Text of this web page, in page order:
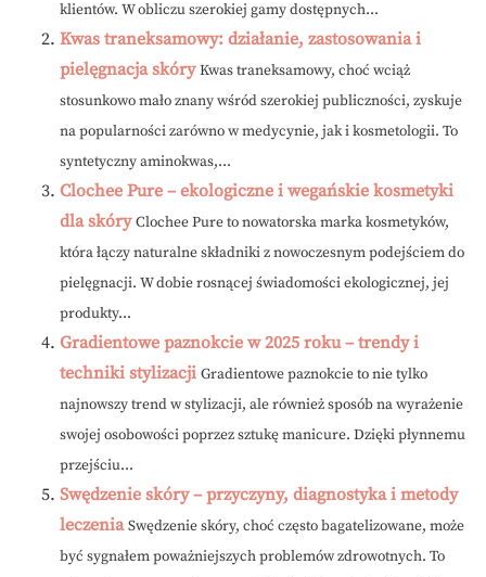
klientów. W obliczu szerokiej gamy dostępnych...
Kwas traneksamowy: działanie, zastosowania i
pielęgnacja skóry Kwas traneksamowy, choć wciąż
stosunkowo mało znany wśród szerokiej publiczności, zyskuje
na popularności zarówno w medycynie, jak i kosmetologii. To
syntetyczny aminokwas,...
Clochee Pure – ekologiczne i wegańskie kosmetyki
dla skóry Clochee Pure to nowatorska marka kosmetyków,
która łączy naturalne składniki z nowoczesnym podejściem do
pielęgnacji. W dobie rosnącej świadomości ekologicznej, jej
produkty...
Gradientowe paznokcie w 2025 roku – trendy i
techniki stylizacji Gradientowe paznokcie to nie tylko
najnowszy trend w stylizacji, ale również sposób na wyrażenie
swojej osobowości poprzez sztukę manicure. Dzięki płynnemu
przejściu...
Swędzenie skóry – przyczyny, diagnostyka i metody
leczenia Swędzenie skóry, choć często bagatelizowane, może
być sygnałem poważniejszych problemów zdrowotnych. To